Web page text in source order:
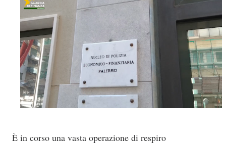
È in corso una vasta operazione di respiro